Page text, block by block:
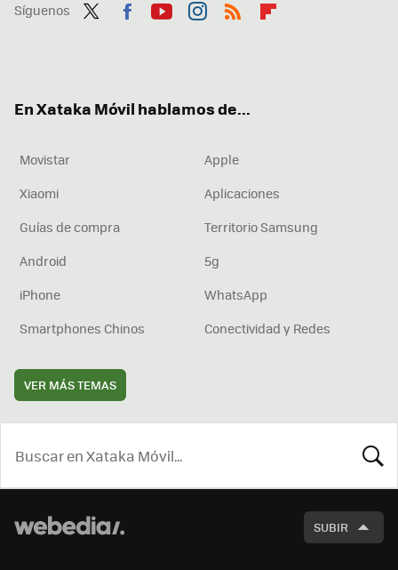
Síguenos
En Xataka Móvil hablamos de...
Movistar
Apple
Xiaomi
Aplicaciones
Guías de compra
Territorio Samsung
Android
5g
iPhone
WhatsApp
Smartphones Chinos
Conectividad y Redes
VER MÁS TEMAS
SUBIR